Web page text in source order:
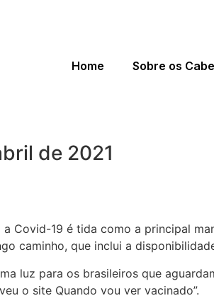
Home Sobre os
de 2021
Covid-19 é tida como a principal
caminho, que inclui a
luz para os brasileiros que
o site Quando vou ver vacinado”.